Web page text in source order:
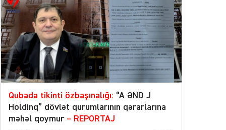
Qubada tikinti özbaşınalığı: “A ƏND J
Holdinq” dövlət qurumlarının qərarlarına
məhəl qoymur – REPORTAJ